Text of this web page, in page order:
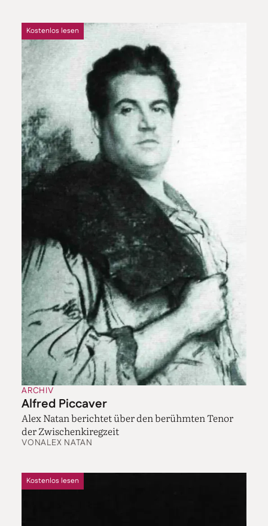
ARCHIV
Alfred Piccaver
Alex Natan berichtet über den berühmten Tenor
der Zwischenkiregzeit
VONALEX NATAN
Kostenlos lesen
Kostenlos lesen